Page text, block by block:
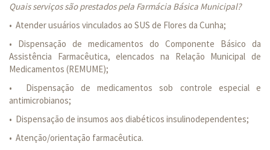
Quais serviços são prestados pela Farmácia Básica Municipal?
• Atender usuários vinculados ao SUS de Flores da Cunha;
• Dispensação de medicamentos do Componente Básico da
Assistência Farmacêutica, elencados na Relação Municipal de
Medicamentos (REMUME);
• Dispensação de medicamentos sob controle especial e
antimicrobianos;
• Dispensação de insumos aos diabéticos insulinodependentes;
• Atenção/orientação farmacêutica.